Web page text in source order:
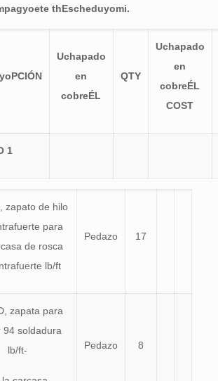
pagyoete thEscheduyomi.
PCIÓN
Uchapado
en
cobreÉL
QTY
Uchapado
en
cobreÉL
COST
1
zapato de hilo
para
de rosca
lb/ft
Pedazo 17
zapata para
94 soldadura
lb/ft-
Pedazo 8